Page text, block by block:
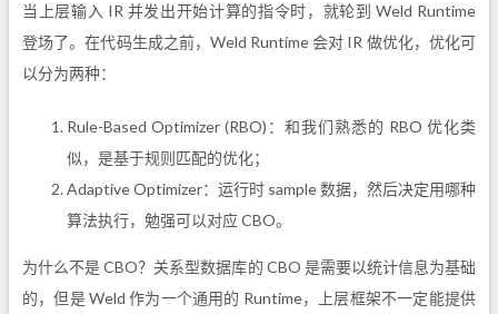
当上层输入 IR 并发出开始计算的指令时，就轮到 Weld Runtime
登场了。在代码生成之前，Weld Runtime 会对 IR 做优化，优化可
以分为两种：
Rule-Based Optimizer (RBO)：和我们熟悉的 RBO 优化类
似，是基于规则匹配的优化；
Adaptive Optimizer：运行时 sample 数据，然后决定用哪种
算法执行，勉强可以对应 CBO。
为什么不是 CBO？关系型数据库的 CBO 是需要以统计信息为基础
的，但是 Weld 作为一个通用的 Runtime，上层框架不一定能提供